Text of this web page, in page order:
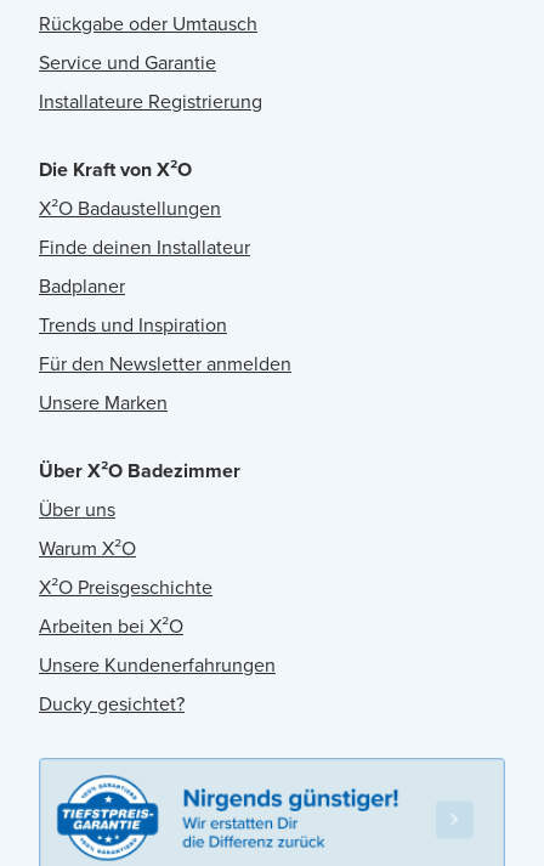
Rückgabe oder Umtausch
Service und Garantie
Installateure Registrierung
Die Kraft von X²O
X²O Badaustellungen
Finde deinen Installateur
Badplaner
Trends und Inspiration
Für den Newsletter anmelden
Unsere Marken
Über X²O Badezimmer
Über uns
Warum X²O
X²O Preisgeschichte
Arbeiten bei X²O
Unsere Kundenerfahrungen
Ducky gesichtet?